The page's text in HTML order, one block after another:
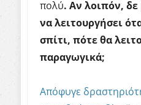
πολύ. Αν λοιπόν,
να λειτουργήσει
σπίτι, πότε θα
παραγωγικά;
Απόφυγε